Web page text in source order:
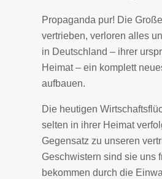
Propaganda pur! Die
vertrieben, verloren alles
in Deutschland – ihrer
Heimat – ein komplett
aufbauen.
Die heutigen
selten in ihrer Heimat
Gegensatz zu unseren
Geschwistern sind sie uns
bekommen durch die